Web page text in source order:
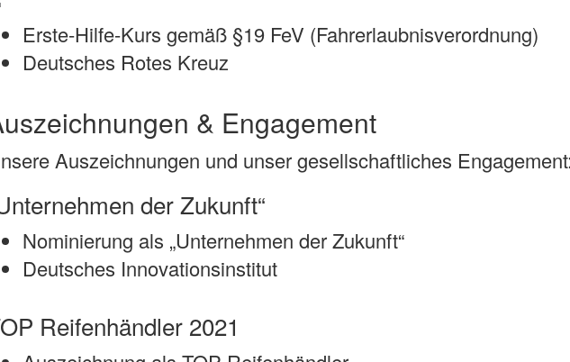
Erste-Hilfe-Kurs gemäß §19 FeV (Fahrerlaubnisverordnung)
Deutsches Rotes Kreuz
& Engagement
Auszeichnungen und unser gesellschaftliches
der Zukunft“
Nominierung als „Unternehmen der Zukunft“
Deutsches Innovationsinstitut
Reifenhändler 2021